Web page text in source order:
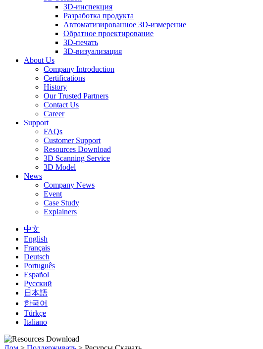
3D-инспекция
Разработка продукта
Автоматизированное 3D-измерение
Обратное проектирование
3D-печать
3D-визуализация
About Us
Company Introduction
Certifications
History
Our Trusted Partners
Contact Us
Career
Support
FAQs
Customer Support
Resources Download
3D Scanning Service
3D Model
News
Company News
Event
Case Study
Explainers
中文
English
Français
Deutsch
Português
Español
Русский
日本語
한국어
Türkçe
Italiano